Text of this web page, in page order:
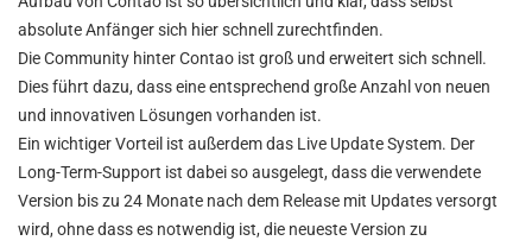
absolute Anfänger sich hier schnell zurechtfinden.
Die Community hinter Contao ist groß und erweitert sich schnell.
Dies führt dazu, dass eine entsprechend große Anzahl von neuen
und innovativen Lösungen vorhanden ist.
Ein wichtiger Vorteil ist außerdem das Live Update System. Der
Long-Term-Support ist dabei so ausgelegt, dass die verwendete
Version bis zu 24 Monate nach dem Release mit Updates versorgt
wird, ohne dass es notwendig ist, die neueste Version zu